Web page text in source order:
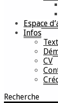
Espace
Infos
CV
Recherche